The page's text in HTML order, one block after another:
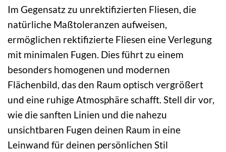
Im Gegensatz zu unrektifizierten Fliesen, die
natürliche Maßtoleranzen aufweisen,
ermöglichen rektifizierte Fliesen eine Verlegung
mit minimalen Fugen. Dies führt zu einem
besonders homogenen und modernen
Flächenbild, das den Raum optisch vergrößert
und eine ruhige Atmosphäre schafft. Stell dir vor,
wie die sanften Linien und die nahezu
unsichtbaren Fugen deinen Raum in eine
Leinwand für deinen persönlichen Stil